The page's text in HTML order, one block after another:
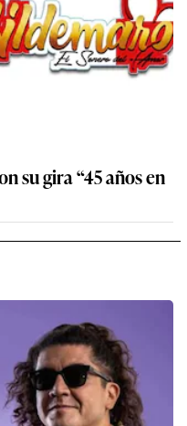
su gira “45 años en